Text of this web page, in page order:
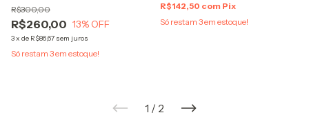
SEM SABOR
R$260,00
R$300,00
13% OFF
3x de R$86,67 sem juros
Só restam 3em estoque!
R$142,50 com Pix
Só restam 3em estoque!
1 / 2